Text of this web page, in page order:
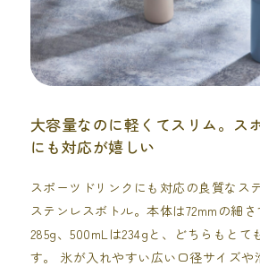
大容量なのに軽くてスリム。ス
にも対応が嬉しい
スポーツドリンクにも対応の良質なス
ステンレスボトル。本体は72mmの細
285g、500mLは234gと、どちらもとて
す。 氷が入れやすい広い口径サイズや